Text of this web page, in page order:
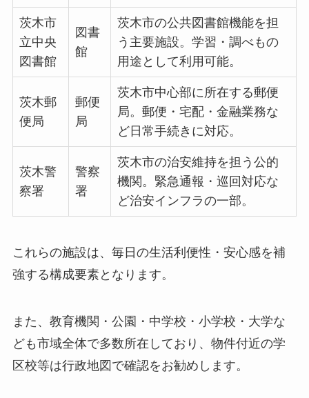
茨木市
立中央
図書館
図書
館
茨木市の公共図書館機能を担
う主要施設。学習・調べもの
用途として利用可能。
茨木郵
便局
郵便
局
茨木市中心部に所在する郵便
局。郵便・宅配・金融業務な
ど日常手続きに対応。
茨木警
察署
警察
署
茨木市の治安維持を担う公的
機関。緊急通報・巡回対応な
ど治安インフラの一部。
これらの施設は、毎日の生活利便性・安心感を補
強する構成要素となります。
また、教育機関・公園・中学校・小学校・大学な
ども市域全体で多数所在しており、物件付近の学
区校等は行政地図で確認をお勧めします。